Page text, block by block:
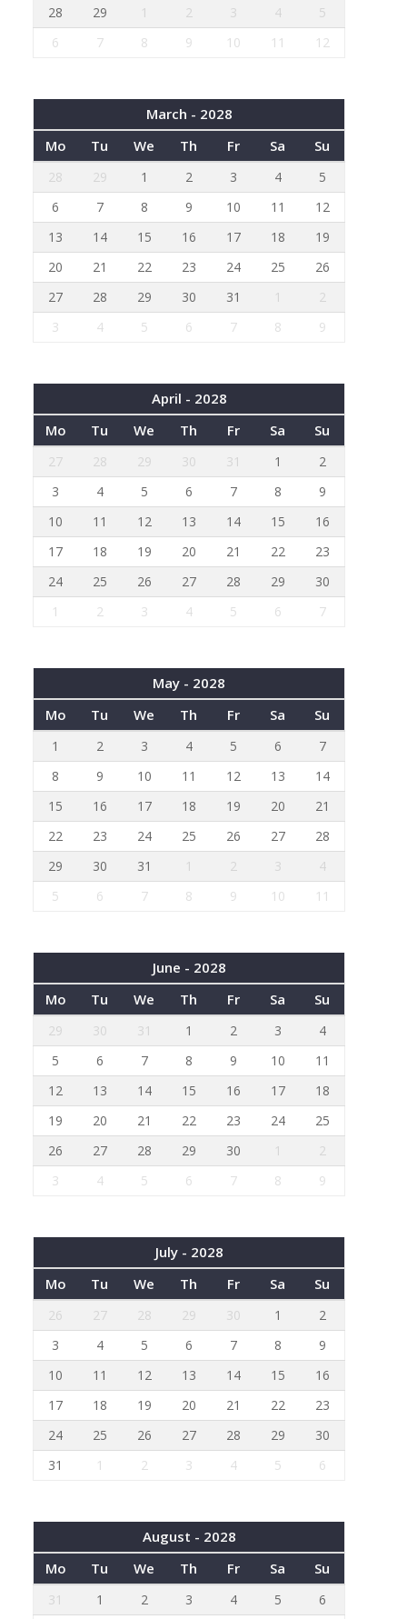
28 29 1 2 3 4
5
6
7 8 9 10 11 12
March - 2028
Mo
Tu We Th Fr Sa Su
28 29 1 2 3 4
5
6
7 8 9 10 11
12
13
14 15 16 17 18
19
20
21 22 23 24 25
26
27
28 29 30 31 1
2
3
4 5 6 7 8 9
April - 2028
Mo
Tu We Th Fr Sa Su
27 28 29 30 31 1
2
3
4 5 6 7 8
9
10
11 12 13 14 15
16
17
18 19 20 21 22
23
24
25 26 27 28 29
30
1
2 3 4 5 6 7
May - 2028
Mo
Tu We Th Fr Sa Su
1 2 3 4 5 6
7
8
9 10 11 12 13
14
15
16 17 18 19 20
21
22
23 24 25 26 27
28
29
30 31 1 2 3
4
5
6 7 8 9 10 11
June - 2028
Mo
Tu We Th Fr Sa Su
29 30 31 1 2 3
4
5
6 7 8 9 10
11
12
13 14 15 16 17
18
19
20 21 22 23 24
25
26
27 28 29 30 1
2
3
4 5 6 7 8 9
July - 2028
Mo
Tu We Th Fr Sa Su
26 27 28 29 30 1
2
3
4 5 6 7 8
9
10
11 12 13 14 15
16
17
18 19 20 21 22
23
24
25 26 27 28 29
30
31
1 2 3 4 5 6
August - 2028
Mo
Tu We Th Fr Sa Su
31 1 2 3 4 5
6